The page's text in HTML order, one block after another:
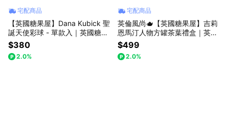
宅配商品
【英國糖果屋】Dana Kubick 聖
誕天使彩球 - 單款入｜英國糖迷
你包2包入
$380
2.0%
宅配商品
英倫風尚🫖【英國糖果屋】吉莉
恩馬汀人物方罐茶葉禮盒｜英國
茶10包入
$499
2.0%